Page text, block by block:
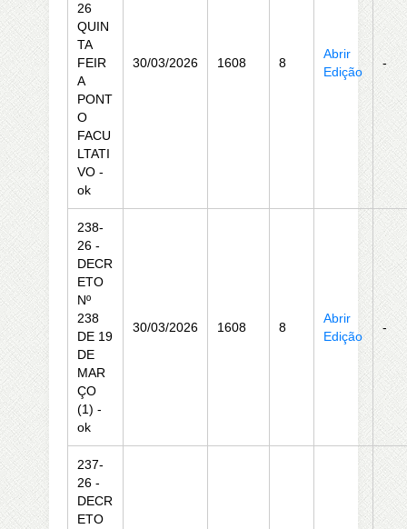
26
QUIN
TA
FEIR
A
PONT
O
FACU
LTATI
VO -
ok
30/03/2026 1608 8
Abrir
Edição
-
238-
26 -
DECR
ETO
Nº
238
DE 19
DE
MAR
ÇO
(1) -
ok
30/03/2026 1608 8
Abrir
Edição
-
237-
26 -
DECR
ETO